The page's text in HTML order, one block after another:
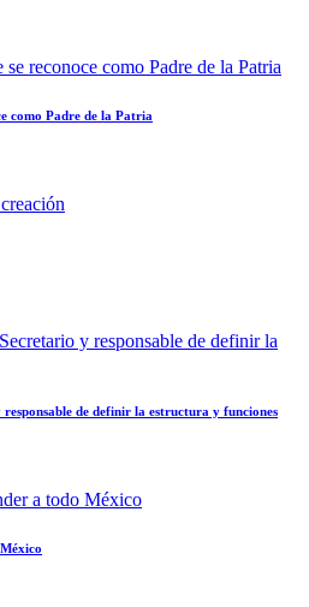
como Padre de la Patria
de definir la estructura y funciones